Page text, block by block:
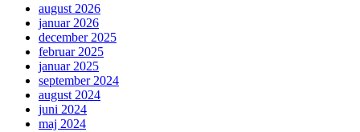
august 2026
januar 2026
december 2025
februar 2025
januar 2025
september 2024
august 2024
juni 2024
maj 2024